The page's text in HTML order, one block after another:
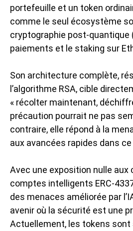
portefeuille et un token
comme le seul écosystème
cryptographie post-quantique
paiements et le staking sur
Son architecture complète,
l’algorithme RSA, cible
« récolter maintenant,
précaution pourrait ne pas
contraire, elle répond à la
aux avancées rapides dans
Avec une exposition nulle aux
comptes intelligents ERC-
des menaces améliorée par
avenir où la sécurité est une
Actuellement, les tokens sont